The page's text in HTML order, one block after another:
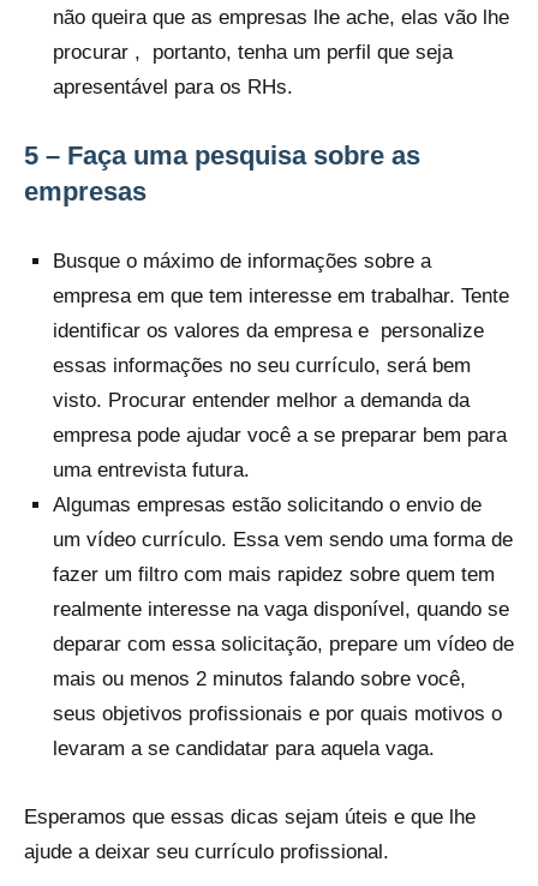
não queira que as empresas lhe ache, elas vão lhe
procurar , portanto, tenha um perfil que seja
apresentável para os RHs.
5 – Faça uma pesquisa sobre as
empresas
Busque o máximo de informações sobre a
empresa em que tem interesse em trabalhar. Tente
identificar os valores da empresa e personalize
essas informações no seu currículo, será bem
visto. Procurar entender melhor a demanda da
empresa pode ajudar você a se preparar bem para
uma entrevista futura.
Algumas empresas estão solicitando o envio de
um vídeo currículo. Essa vem sendo uma forma de
fazer um filtro com mais rapidez sobre quem tem
realmente interesse na vaga disponível, quando se
deparar com essa solicitação, prepare um vídeo de
mais ou menos 2 minutos falando sobre você,
seus objetivos profissionais e por quais motivos o
levaram a se candidatar para aquela vaga.
Esperamos que essas dicas sejam úteis e que lhe
ajude a deixar seu currículo profissional.